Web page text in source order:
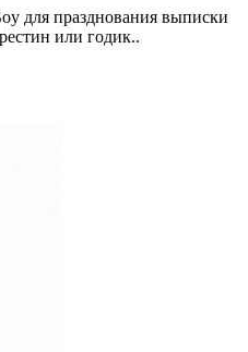
для празднования выписки
или годик..